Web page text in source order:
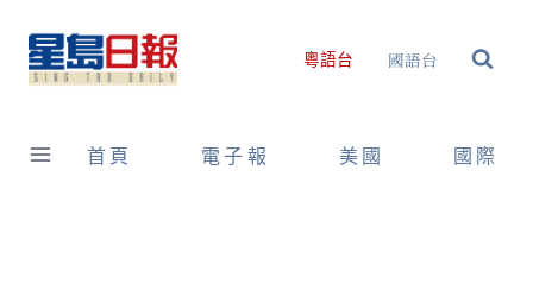
content
粵語台 國語台
首頁 電子報 美國 國際